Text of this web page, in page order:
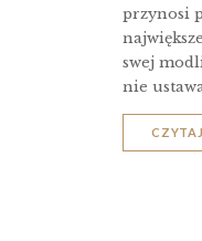
przynosi
swej
nie